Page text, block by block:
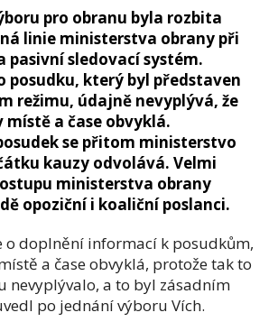
pro obranu byla rozbita
linie ministerstva obrany při
pasivní sledovací systém.
posudku, který byl představen
režimu, údajně nevyplývá, že
místě a čase obvyklá.
se přitom ministerstvo
kauzy odvolává. Velmi
ministerstva obrany
opoziční i koaliční poslanci.
o doplnění informací k posudkům,
a čase obvyklá, protože tak to
nevyplývalo, a to byl zásadním
po jednání výboru Vích.